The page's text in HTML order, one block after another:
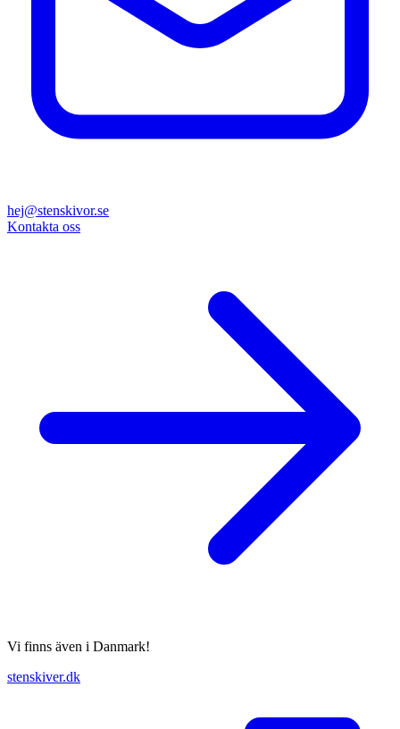
hej@stenskivor.se
Kontakta oss
Vi finns även i Danmark!
stenskiver.dk